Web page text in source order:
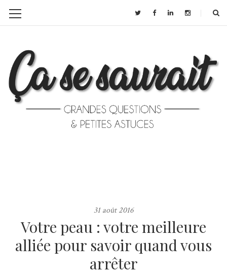
31 août 2016
Votre peau : votre meilleure
alliée pour savoir quand vous
arrêter